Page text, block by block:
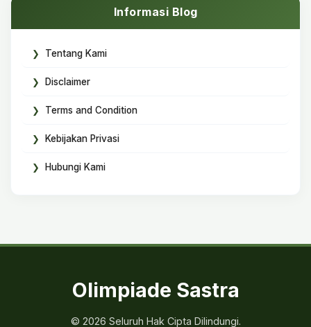
Informasi Blog
Tentang Kami
Disclaimer
Terms and Condition
Kebijakan Privasi
Hubungi Kami
Olimpiade Sastra
© 2026 Seluruh Hak Cipta Dilindungi.